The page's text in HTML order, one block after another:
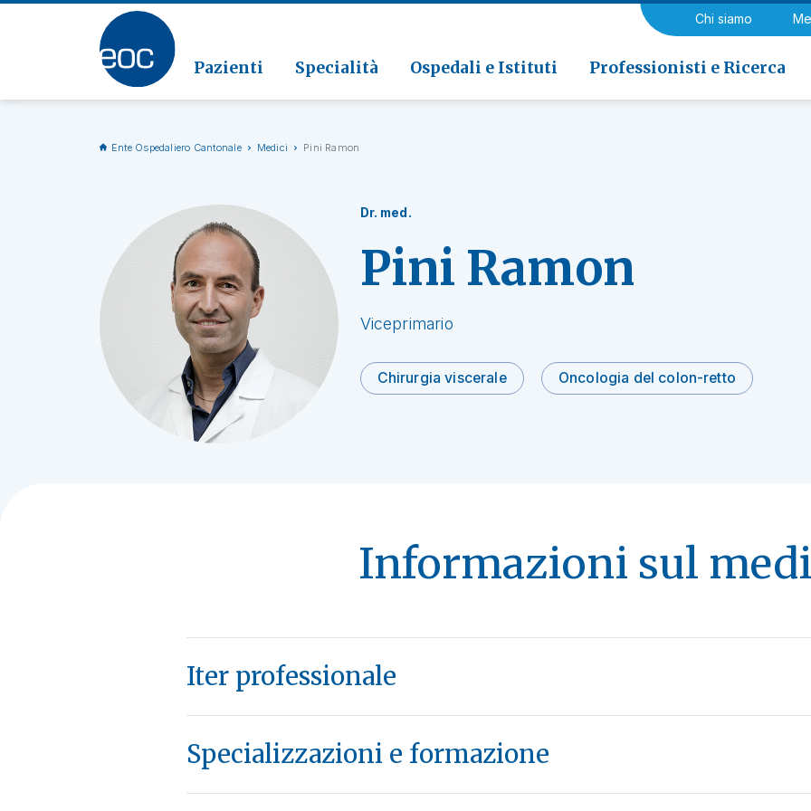
Chi siamo
Pazienti Specialità Ospedali e Istituti Professionisti e Ricerca
Vai alla sezione
Medicina riabilitativa
Neurologia e Neurochirurgia
Clinica di Riabilitazione EOC, Novaggio
Patologia
Ente Ospedaliero Cantonale Medici Pini Ramon
Dr. med.
Pini Ramon
Viceprimario
Chirurgia viscerale Oncologia del colon-retto
Informazioni sul
Iter professionale
Specializzazioni e formazione